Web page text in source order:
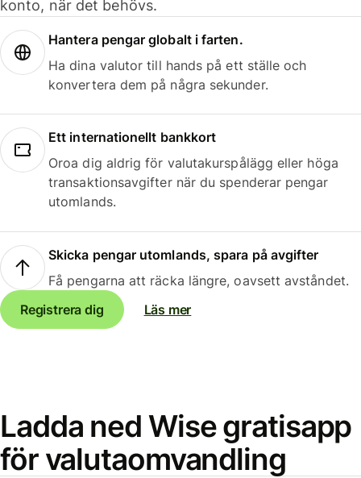
konto, när det behövs.
Hantera pengar globalt i farten.
Ha dina valutor till hands på ett ställe och
konvertera dem på några sekunder.
Ett internationellt bankkort
Oroa dig aldrig för valutakurspålägg eller höga
transaktionsavgifter när du spenderar pengar
utomlands.
Skicka pengar utomlands, spara på avgifter
Få pengarna att räcka längre, oavsett avståndet.
Registrera dig
Läs mer
Ladda ned Wise gratisapp
för valutaomvandling